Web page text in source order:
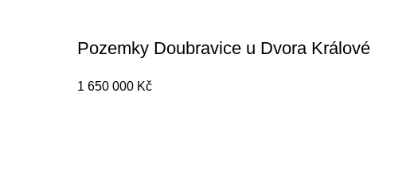
Pozemky Doubravice u Dvora Králové
1 650 000 Kč